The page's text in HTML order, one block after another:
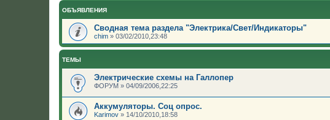
ОБЪЯВЛЕНИЯ
Сводная тема раздела "Электрика/Свет/Индикаторы"
chim » 03/02/2010,23:48
ТЕМЫ
Электрические схемы на Галлопер
ФОРУМ » 04/09/2006,22:25
Аккумуляторы. Соц опрос.
Karimov » 14/10/2010,18:58